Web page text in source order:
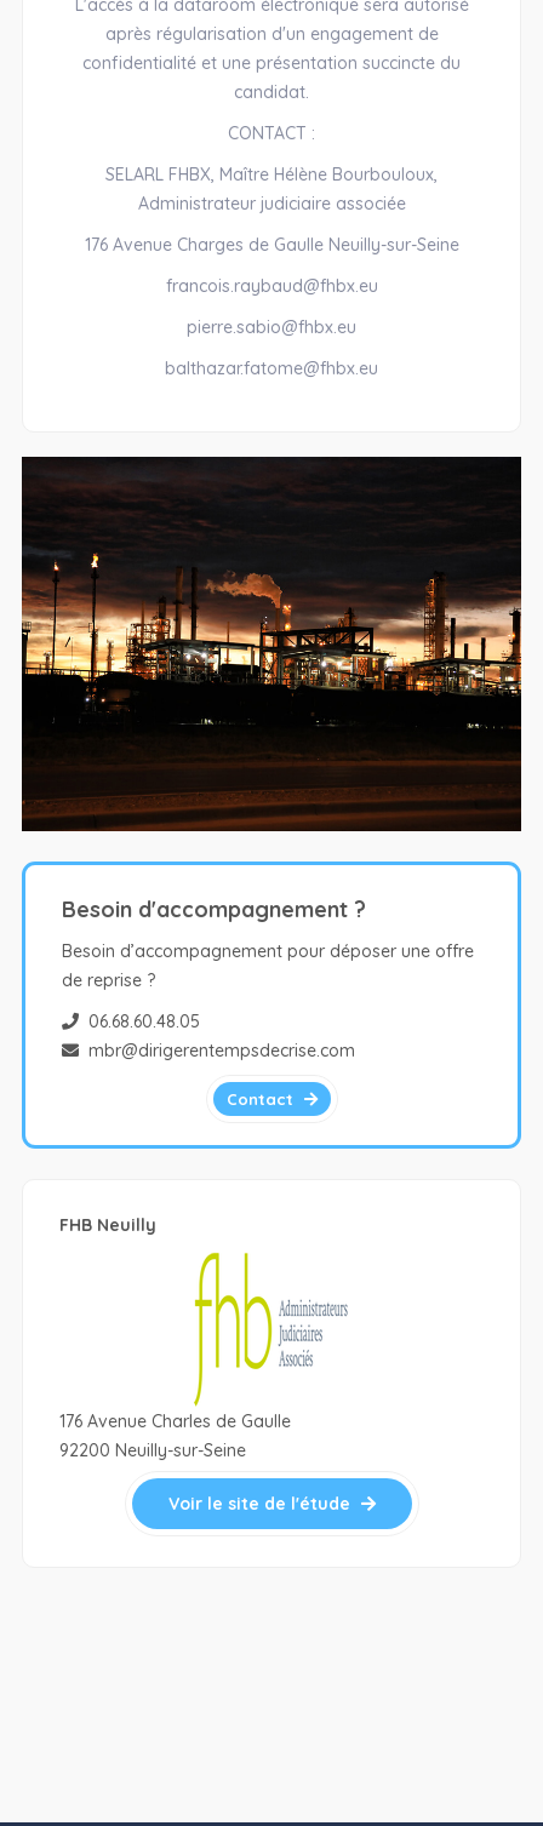
L'accès à la dataroom électronique sera autorisé
après régularisation d'un engagement de
confidentialité et une présentation succincte du
candidat.
CONTACT :
SELARL FHBX, Maître Hélène Bourbouloux,
Administrateur judiciaire associée
176 Avenue Charges de Gaulle Neuilly-sur-Seine
francois.raybaud@fhbx.eu
pierre.sabio@fhbx.eu
balthazar.fatome@fhbx.eu
Besoin d'accompagnement ?
Besoin d’accompagnement pour déposer une offre
de reprise ?
06.68.60.48.05
mbr@dirigerentempsdecrise.com
Contact
FHB Neuilly
176 Avenue Charles de Gaulle
92200 Neuilly-sur-Seine
Voir le site de l'étude